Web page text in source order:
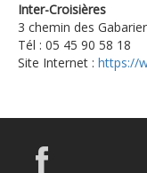
Inter-Croisières
3 chemin des
Tél : 05 45 90 58 18
Site Internet : https://